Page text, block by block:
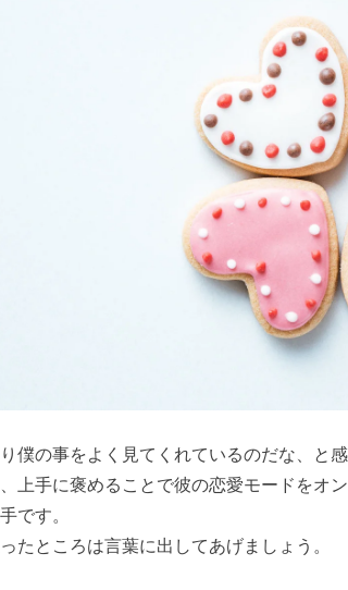
僕の事をよく見てくれているのだな、と
上手に褒めることで彼の恋愛モードをオ
です。
たところは言葉に出してあげましょう。